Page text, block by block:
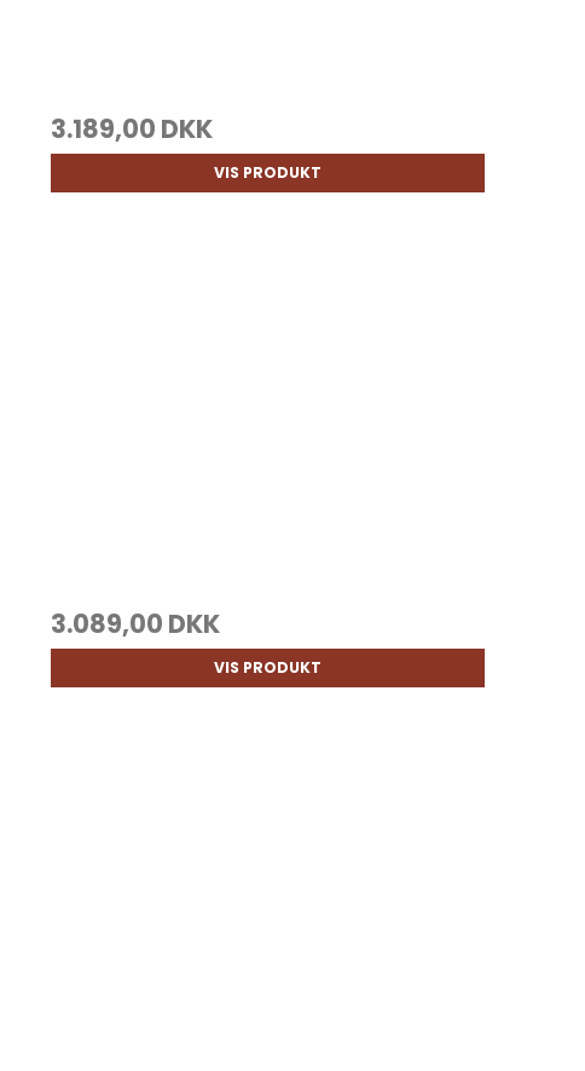
3.189,00 DKK
VIS PRODUKT
3.089,00 DKK
VIS PRODUKT